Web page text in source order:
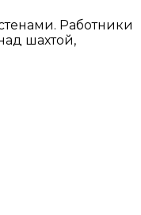
Работники
шахтой,